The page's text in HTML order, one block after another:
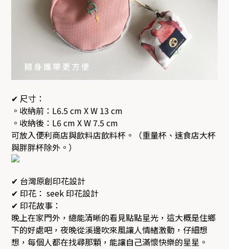
✔ 尺寸：
。收納前：L6.5 cm X W 13 cm
。收納後：L6 cm X W 7.5 cm
可放入便利商店與飲料店飲料杯。（重量杯、速食店大杯
與胖胖杯除外。）
✔ 台灣原創印花設計
✔ 印花： seek 印花設計
✔ 印花故事：
晚上在家門外，總能清晰的看見點點星光，這大概是住鄉
下的好處吧，夜晚從溪邊吹來風讓人情緒激動，仔細想
想，每個人都在找尋那顆，能讓自己滿懷快樂的星星。